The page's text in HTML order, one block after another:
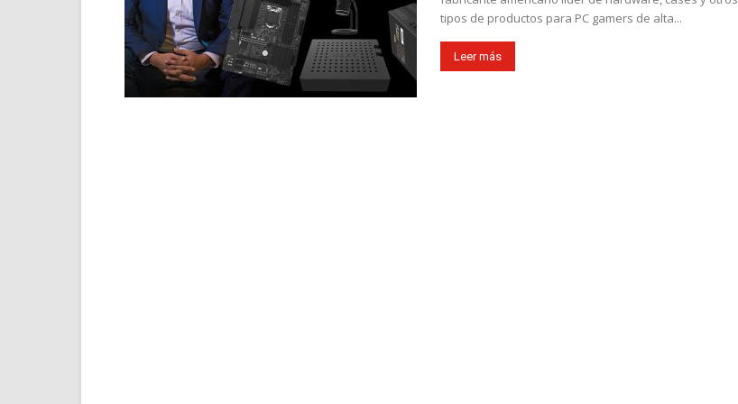
tipos de productos para PC gamers de alta...
Leer más